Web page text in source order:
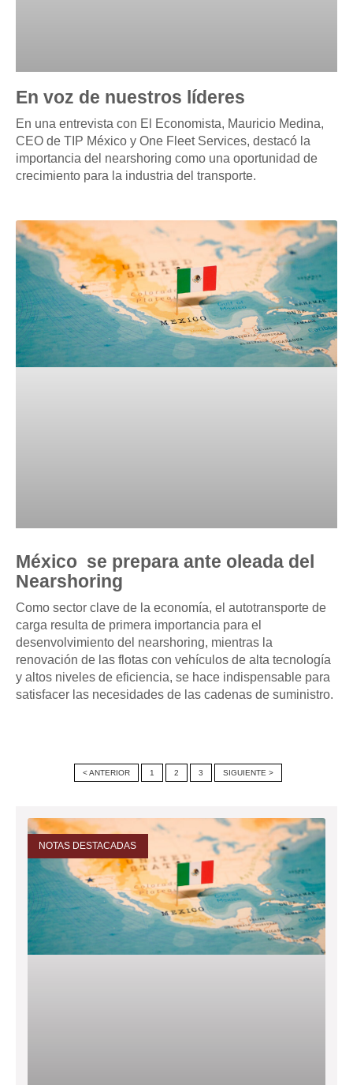
En voz de nuestros líderes
En una entrevista con El Economista, Mauricio Medina,
CEO de TIP México y One Fleet Services, destacó la
importancia del nearshoring como una oportunidad de
crecimiento para la industria del transporte.
México se prepara ante oleada del
Nearshoring
Como sector clave de la economía, el autotransporte de
carga resulta de primera importancia para el
desenvolvimiento del nearshoring, mientras la
renovación de las flotas con vehículos de alta tecnología
y altos niveles de eficiencia, se hace indispensable para
satisfacer las necesidades de las cadenas de suministro.
< ANTERIOR 1 2 3 SIGUIENTE >
NOTAS DESTACADAS